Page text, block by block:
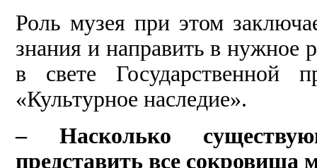
Роль музея при этом
знания и направить в нужное
в свете Государственной
«Культурное наследие».
– Насколько
представить все сокровища